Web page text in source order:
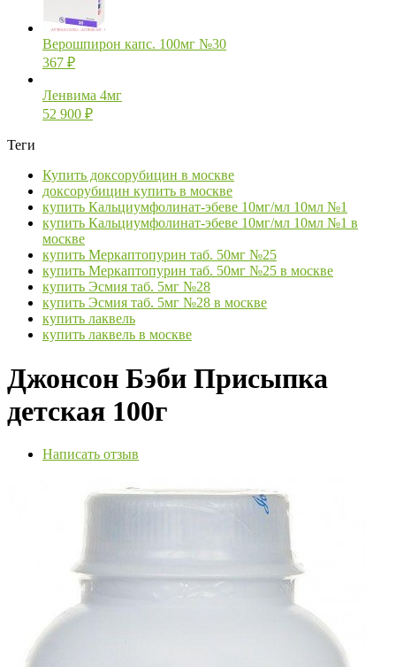
Верошпирон капс. 100мг №30
367 ₽
Ленвима 4мг
52 900 ₽
Теги
Купить доксорубицин в москве
доксорубицин купить в москве
купить Кальциумфолинат-эбеве 10мг/мл 10мл №1
купить Кальциумфолинат-эбеве 10мг/мл 10мл №1 в
москве
купить Меркаптопурин таб. 50мг №25
купить Меркаптопурин таб. 50мг №25 в москве
купить Эсмия таб. 5мг №28
купить Эсмия таб. 5мг №28 в москве
купить лаквель
купить лаквель в москве
Джонсон Бэби Присыпка
детская 100г
Написать отзыв